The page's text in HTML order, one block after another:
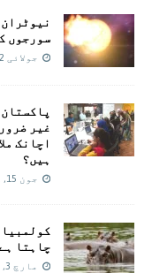
سورجوں
جولائی 22, 2022
غیر
اچانک
ہیں؟
جون 15, 2022
چاہتا
مارچ 3, 2023